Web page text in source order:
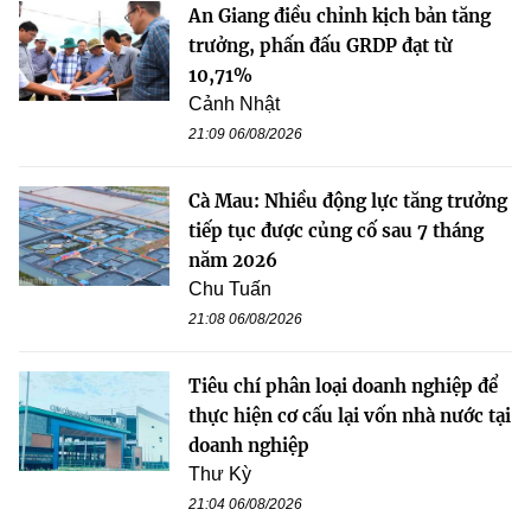
An Giang điều chỉnh kịch bản tăng
trưởng, phấn đấu GRDP đạt từ
10,71%
Cảnh Nhật
21:09 06/08/2026
Cà Mau: Nhiều động lực tăng trưởng
tiếp tục được củng cố sau 7 tháng
năm 2026
Chu Tuấn
21:08 06/08/2026
Tiêu chí phân loại doanh nghiệp để
thực hiện cơ cấu lại vốn nhà nước tại
doanh nghiệp
Thư Kỳ
21:04 06/08/2026